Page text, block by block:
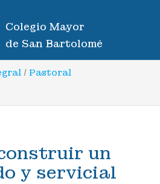
Colegio Mayor
de San Bartolomé
/ Pastoral
un
y servicial